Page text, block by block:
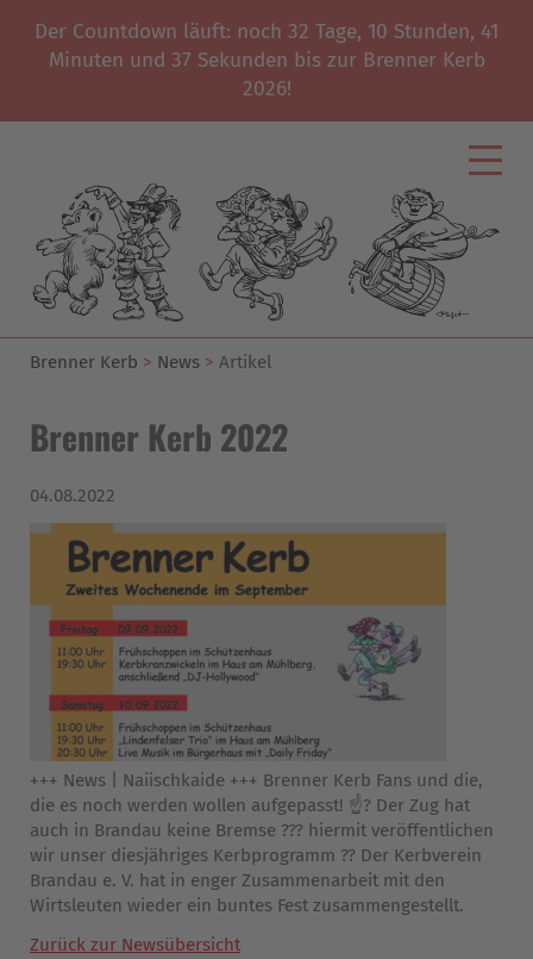
Der Countdown läuft: noch 32 Tage, 10 Stunden, 41
Minuten und 37 Sekunden bis zur Brenner Kerb
2026!
Brenner Kerb News Artikel
Brenner Kerb 2022
04.08.2022
+++ News | Naiischkaide +++ Brenner Kerb Fans und die,
die es noch werden wollen aufgepasst! ☝? Der Zug hat
auch in Brandau keine Bremse ??? hiermit veröffentlichen
wir unser diesjähriges Kerbprogramm ?? Der Kerbverein
Brandau e. V. hat in enger Zusammenarbeit mit den
Wirtsleuten wieder ein buntes Fest zusammengestellt.
Zurück zur Newsübersicht